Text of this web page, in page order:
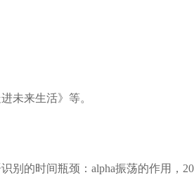
未来生活》等。
的时间瓶颈：alpha振荡的作用，